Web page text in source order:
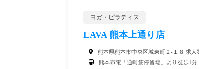
ヨガ・ピラティス
LAVA 熊本上通り店
熊本県熊本市中央区城東町２-１８ 求人
熊本市電「通町筋停留場」より徒歩1分